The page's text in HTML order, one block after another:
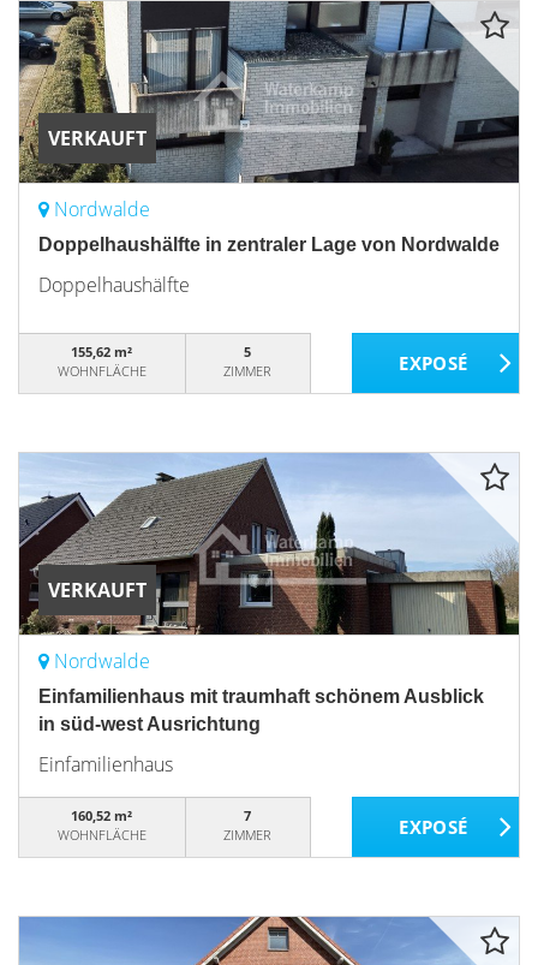
VERKAUFT
Nordwalde
Doppelhaushälfte in zentraler Lage von Nordwalde
Doppelhaushälfte
155,62 m²
WOHNFLÄCHE
5
ZIMMER
VERKAUFT
Nordwalde
Einfamilienhaus mit traumhaft schönem Ausblick
in süd-west Ausrichtung
Einfamilienhaus
160,52 m²
WOHNFLÄCHE
7
ZIMMER